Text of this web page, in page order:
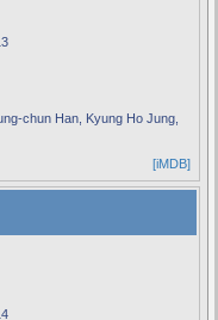
chun Han, Kyung Ho Jung,
[iMDB]